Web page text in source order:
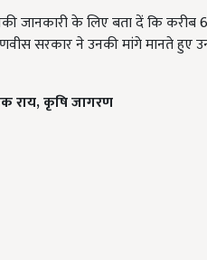
जानकारी के लिए बता दें कि करीब 6
सरकार ने उनकी मांगे मानते हुए
राय,कृषि जागरण